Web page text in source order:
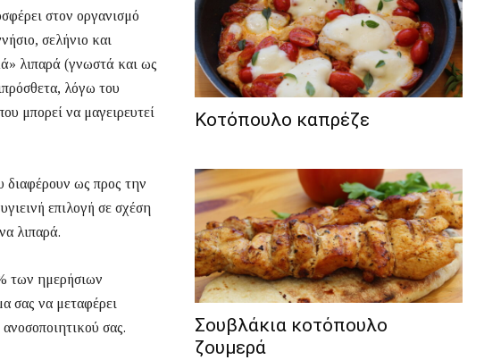
στον οργανισμό
σελήνιο και
λιπαρά (γνωστά και ως
λόγω του
μπορεί να μαγειρευτεί
διαφέρουν ως προς την
επιλογή σε σχέση
λιπαρά.
των ημερήσιων
σας να μεταφέρει
σας.
Κοτόπουλο καπρέζε
Σουβλάκια κοτόπουλο
ζουμερά